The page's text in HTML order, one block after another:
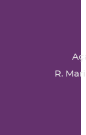
R.